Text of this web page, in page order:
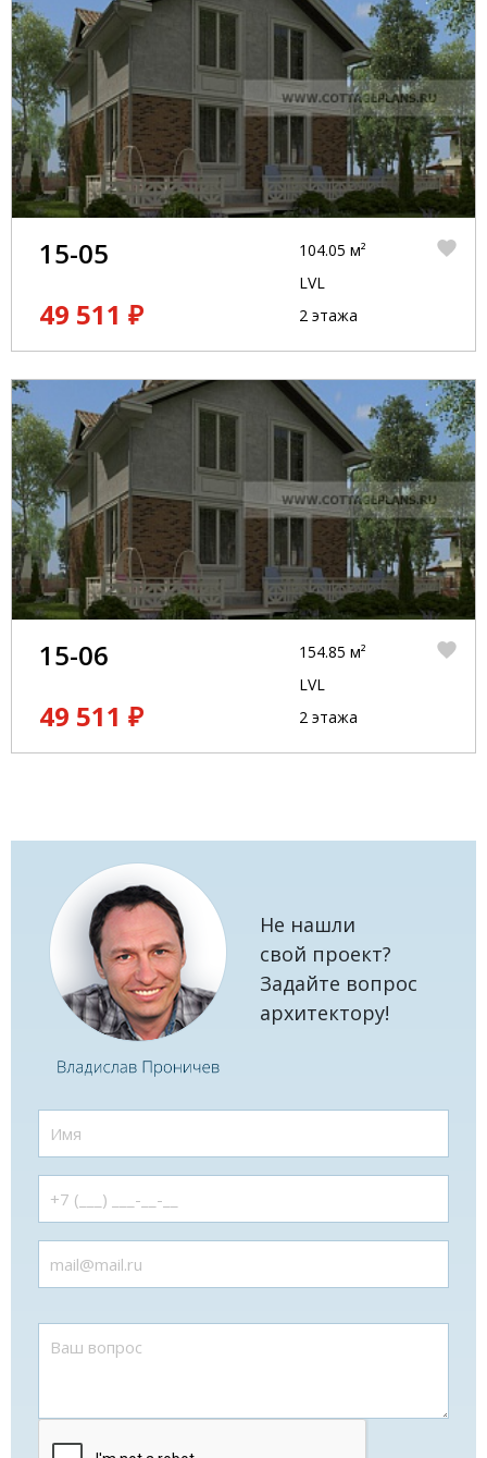
15-05
49 511 ₽
104.05 м²
LVL
2 этажа
15-06
49 511 ₽
154.85 м²
LVL
2 этажа
Не нашли
свой проект?
Задайте вопрос
архитектору!